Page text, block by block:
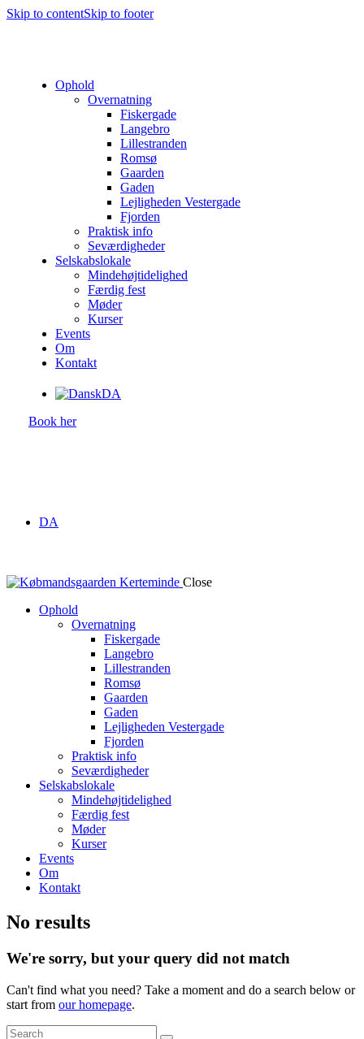
Skip to contentSkip to footer
Ophold
Overnatning
Fiskergade
Langebro
Lillestranden
Romsø
Gaarden
Gaden
Lejligheden Vestergade
Fjorden
Praktisk info
Seværdigheder
Selskabslokale
Mindehøjtidelighed
Færdig fest
Møder
Kurser
Events
Om
Kontakt
DA
Book her
DA
Close
Ophold
Overnatning
Fiskergade
Langebro
Lillestranden
Romsø
Gaarden
Gaden
Lejligheden Vestergade
Fjorden
Praktisk info
Seværdigheder
Selskabslokale
Mindehøjtidelighed
Færdig fest
Møder
Kurser
Events
Om
Kontakt
facebook
envelope-
2
phone-
call
No results
We're sorry, but your query did not match
Can't find what you need? Take a moment and do a search below or
start from our homepage.
Search